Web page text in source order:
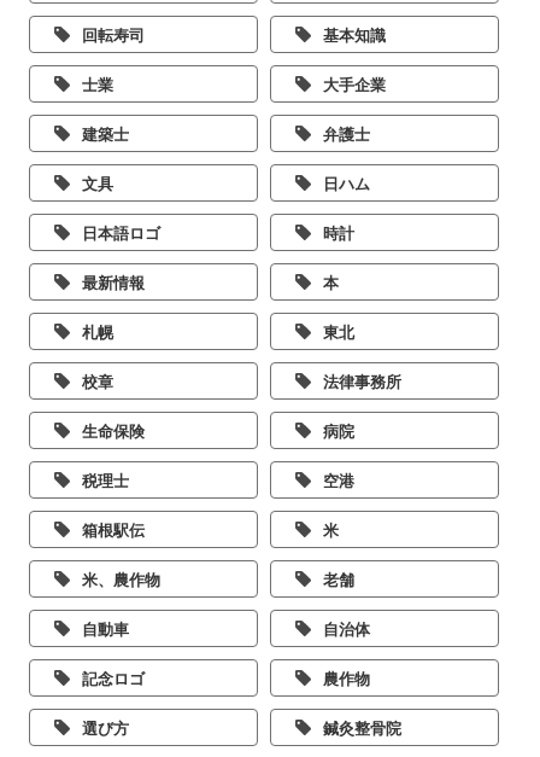
回転寿司 基本知識
士業 大手企業
建築士 弁護士
文具 日ハム
日本語ロゴ 時計
最新情報 本
札幌 東北
校章 法律事務所
生命保険 病院
税理士 空港
箱根駅伝 米
米、農作物 老舗
自動車 自治体
記念ロゴ 農作物
選び方 鍼灸整骨院